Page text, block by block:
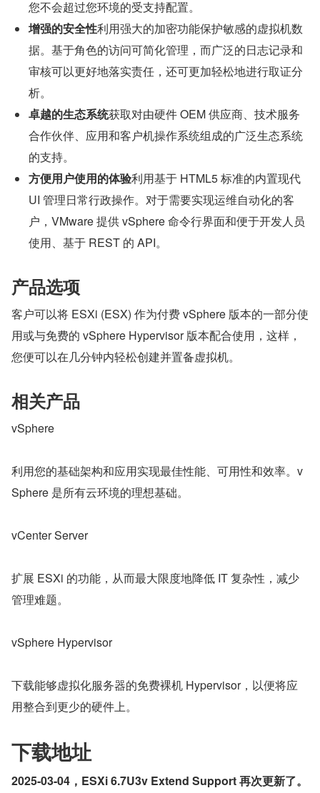
您不会超过您环境的受支持配置。
增强的安全性利用强大的加密功能保护敏感的虚拟机数
据。基于角色的访问可简化管理，而广泛的日志记录和
审核可以更好地落实责任，还可更加轻松地进行取证分
析。
卓越的生态系统获取对由硬件 OEM 供应商、技术服务
合作伙伴、应用和客户机操作系统组成的广泛生态系统
的支持。
方便用户使用的体验利用基于 HTML5 标准的内置现代
UI 管理日常行政操作。对于需要实现运维自动化的客
户，VMware 提供 vSphere 命令行界面和便于开发人员
使用、基于 REST 的 API。
产品选项
客户可以将 ESXi (ESX) 作为付费 vSphere 版本的一部分使
用或与免费的 vSphere Hypervisor 版本配合使用，这样，
您便可以在几分钟内轻松创建并置备虚拟机。
相关产品
vSphere
利用您的基础架构和应用实现最佳性能、可用性和效率。v
Sphere 是所有云环境的理想基础。
vCenter Server
扩展 ESXi 的功能，从而最大限度地降低 IT 复杂性，减少
管理难题。
vSphere Hypervisor
下载能够虚拟化服务器的免费裸机 Hypervisor，以便将应
用整合到更少的硬件上。
下载地址
2025-03-04，ESXi 6.7U3v Extend Support 再次更新了。